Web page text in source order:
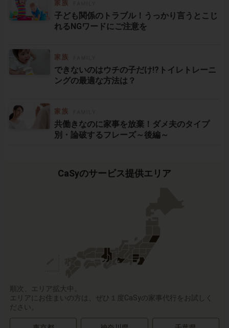
子ども関係のトラブル！うっかり言うとこじ
れるNGワードにご注意を
できないのはウチの子だけ!?トイレトレーニ
ングの最適な方法は？
共働きなのに家事を放棄！ダメ夫のタイプ
別・論破するフレーズ～後編～
CaSyのサービス提供エリア
順次、エリア拡大中。
エリアにお住まいの方は、ぜひ１度CaSyの家事代行をお試しく
ださい。